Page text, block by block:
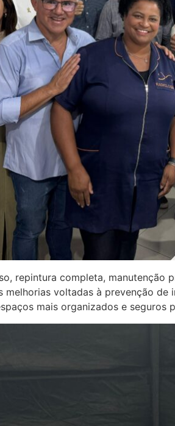
repintura completa, manutenção
melhorias voltadas à prevenção
mais organizados e seguros